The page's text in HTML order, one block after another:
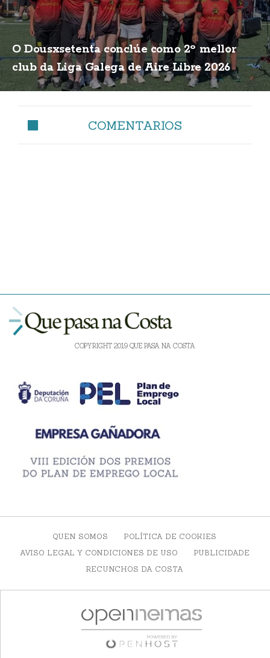
O Dousxsetenta conclúe como 2º mellor
club da Liga Galega de Aire Libre 2026
COMENTARIOS
COPYRIGHT 2019 QUE PASA NA COSTA
QUEN SOMOS
POLÍTICA DE COOKIES
AVISO LEGAL Y CONDICIONES DE USO
PUBLICIDADE
RECUNCHOS DA COSTA